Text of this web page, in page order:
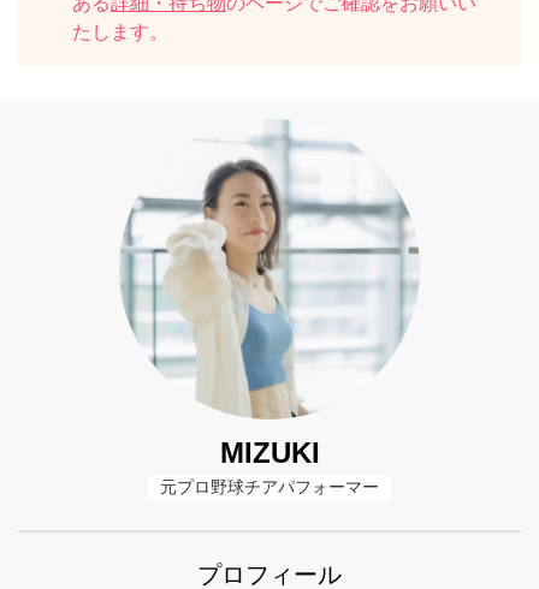
たします。
MIZUKI
元プロ野球チアパフォーマー
プロフィール